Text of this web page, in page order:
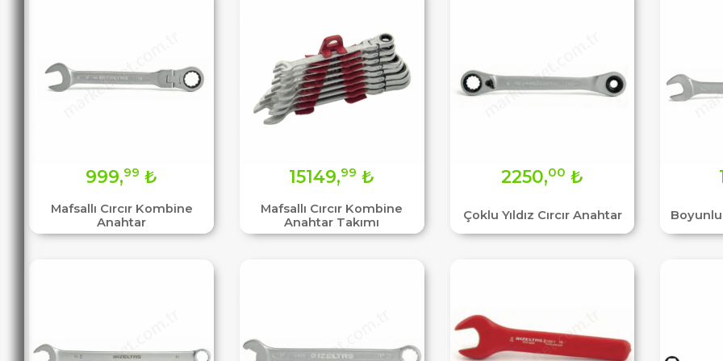
Mafsallı Cırcır Kombine
Anahtar
999,99 ₺
Mafsallı Cırcır Kombine
Anahtar Takımı
15149,99 ₺
Çoklu Yıldız Cırcır Anahtar
2250,00 ₺